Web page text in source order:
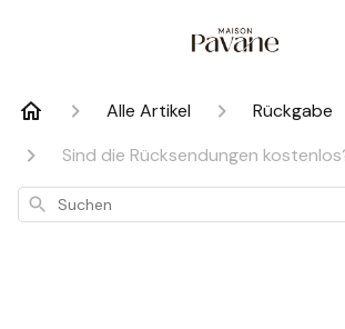
Alle Artikel
Rückgabe
Sind die Rücksendungen
Suchen